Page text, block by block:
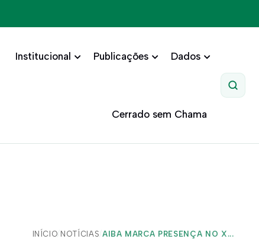
Institucional Publicações Dados
Cerrado sem Chama
INÍCIO/ NOTÍCIAS/AIBA MARCA PRESENÇA NO X...